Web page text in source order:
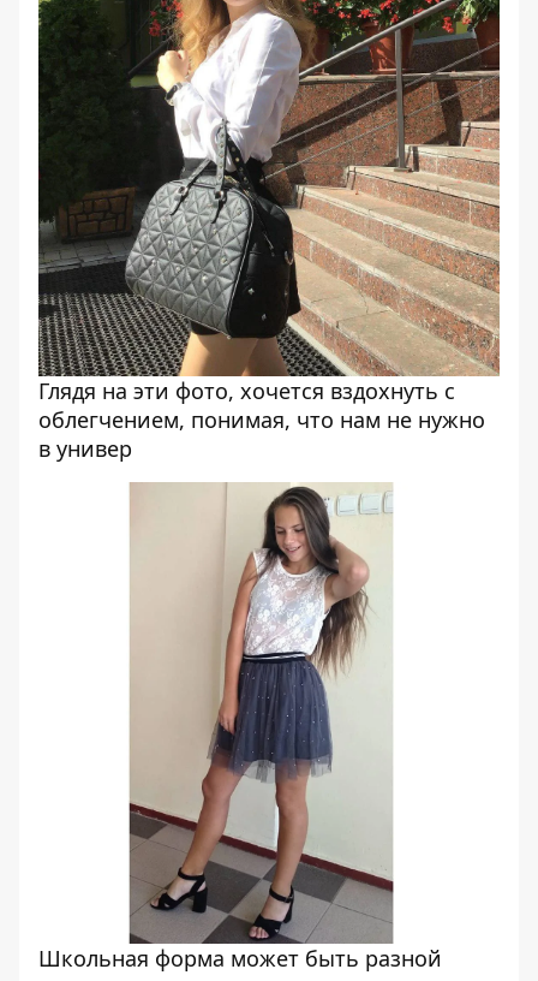
Глядя на эти фото, хочется вздохнуть с
облегчением, понимая, что нам не нужно
в универ
Школьная форма может быть разной